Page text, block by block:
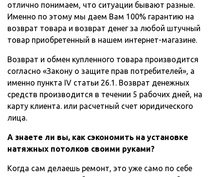
отлично понимаем, что ситуации бывают разные.
Именно по этому мы даем Вам 100% гарантию на
возврат товара и возврат денег за любой штучный
товар приобретенный в нашем интернет-магазине.
Возврат и обмен купленного товара производится
согласно «Закону о защите прав потребителей», а
именно пункта IV статьи 26.1. Возврат денежных
средств производится в течении 5 рабочих дней, на
карту клиента. или расчетный счет юридического
лица.
А знаете ли вы, как сэкономить на установке
натяжных потолков своими руками?
Когда сам делаешь ремонт, это уже само по себе